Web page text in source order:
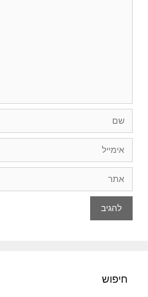
חיפוש